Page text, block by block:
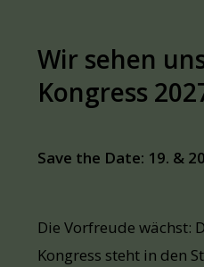
Wir sehen
Kongress
Save the Date: 19. &
Die Vorfreude wächst:
Kongress steht in den